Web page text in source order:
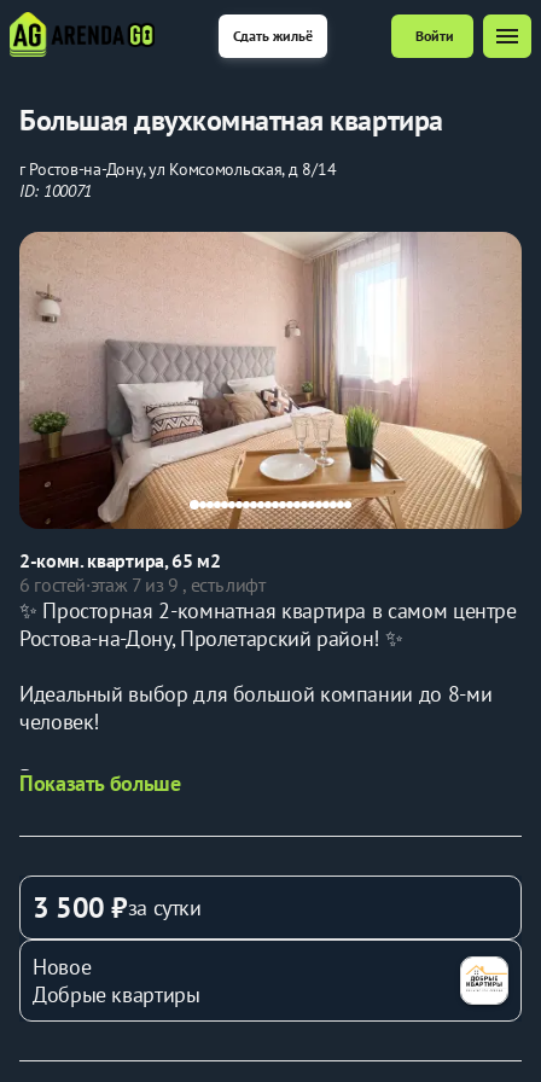
Сдать жильё Войти menu
Большая двухкомнатная квартира
г Ростов-на-Дону, ул Комсомольская, д 8/14
ID: 100071
2-комн. квартира, 65 м2
6 гостей·этаж 7 из 9 , есть лифт
✨ Просторная 2-комнатная квартира в самом центре
Ростова-на-Дону, Пролетарский район! ✨
Идеальный выбор для большой компании до 8-ми
человек!
В квартиру можно заказать вкусный завтрак от наших
информация после бронирования)
🌆 Удачное расположение: рядом Нахичеванский
рынок, площадь Карла Маркса, удобная транспортная
развязка и вся необходимая инфраструктура.
🛏️ В квартире с комфортом разместятся до 8 гостей:
Двуспальная кровать и диван в отдельной спальне
Показать больше
3 500 ₽за сутки
Новое
Добрые квартиры